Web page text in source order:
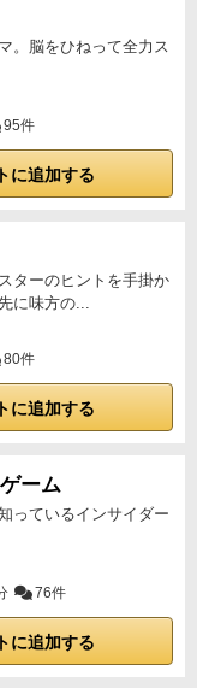
普段、町人として暮
た。黒く塗られた狐の
劇の物語が今ここに
。脳をひねって全力ス
95件
に追加する
ターのヒントを手掛か
に味方の...
80件
に追加する
ーム
っているインサイダー
76件
に追加する